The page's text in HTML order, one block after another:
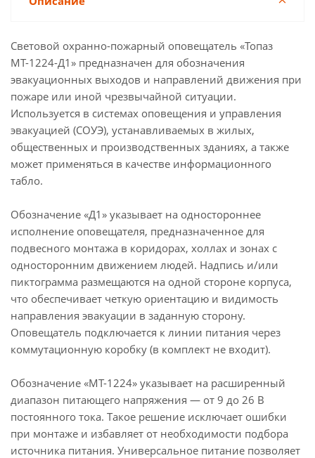
Световой охранно-пожарный оповещатель «Топаз
МТ-1224-Д1» предназначен для обозначения
эвакуационных выходов и направлений движения при
пожаре или иной чрезвычайной ситуации.
Используется в системах оповещения и управления
эвакуацией (СОУЭ), устанавливаемых в жилых,
общественных и производственных зданиях, а также
может применяться в качестве информационного
табло.
Обозначение «Д1» указывает на одностороннее
исполнение оповещателя, предназначенное для
подвесного монтажа в коридорах, холлах и зонах с
односторонним движением людей. Надпись и/или
пиктограмма размещаются на одной стороне корпуса,
что обеспечивает четкую ориентацию и видимость
направления эвакуации в заданную сторону.
Оповещатель подключается к линии питания через
коммутационную коробку (в комплект не входит).
Обозначение «МТ-1224» указывает на расширенный
диапазон питающего напряжения — от 9 до 26 В
постоянного тока. Такое решение исключает ошибки
при монтаже и избавляет от необходимости подбора
источника питания. Универсальное питание позволяет